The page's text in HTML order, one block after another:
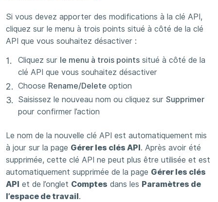
Si vous devez apporter des modifications à la clé API,
cliquez sur le menu à trois points situé à côté de la clé
API que vous souhaitez désactiver :
Cliquez sur le menu à trois points situé à côté de la
clé API que vous souhaitez désactiver
Choose Rename/Delete option
Saisissez le nouveau nom ou cliquez sur Supprimer
pour confirmer l’action
Le nom de la nouvelle clé API est automatiquement mis
à jour sur la page Gérer les clés API . Après avoir été
supprimée, cette clé API ne peut plus être utilisée et est
automatiquement supprimée de la page Gérer les clés
API et de l’onglet Comptes dans les Paramètres de
l’espace de travail .